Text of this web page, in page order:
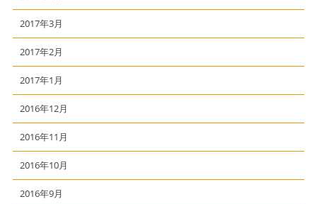
2017年3月
2017年2月
2017年1月
2016年12月
2016年11月
2016年10月
2016年9月